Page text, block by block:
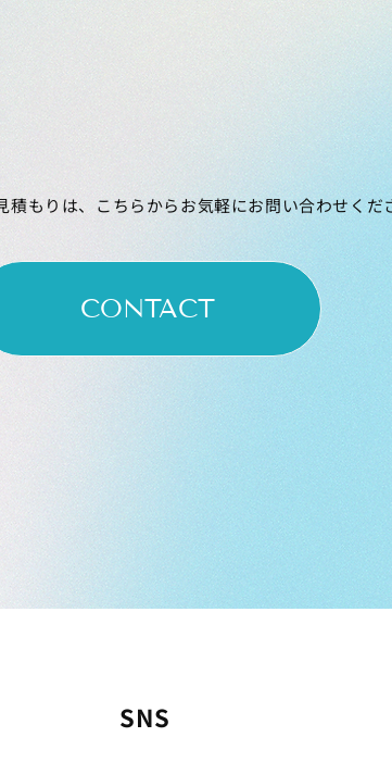
積もりは、こちらからお気軽にお問い合わせくだ
CONTACT
SNS